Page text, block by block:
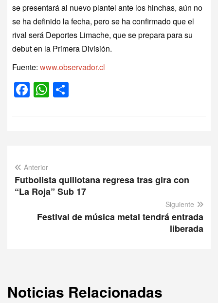
se presentará al nuevo plantel ante los hinchas, aún no
se ha definido la fecha, pero se ha confirmado que el
rival será Deportes Limache, que se prepara para su
debut en la Primera División.
Fuente: www.observador.cl
Facebook
WhatsApp
Anterior
Futbolista quillotana regresa tras gira con
“La Roja” Sub 17
Siguiente
Festival de música metal tendrá entrada
liberada
Noticias Relacionadas